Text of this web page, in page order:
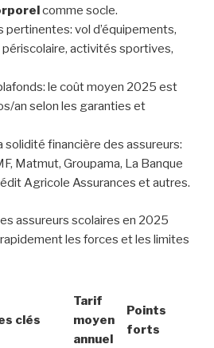
comme socle.
vol d’équipements,
activités sportives,
le coût moyen 2025 est
an selon les garanties et
solidité financière des assureurs:
Matmut, Groupama, La Banque
Agricole Assurances et autres.
assureurs scolaires en 2025
les forces et les limites
clés
Tarif
moyen
annuel
Points
forts